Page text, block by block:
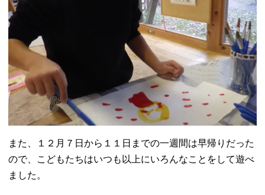
また、１２月７日から１１日までの一週間は早帰りだった
ので、こどもたちはいつも以上にいろんなことをして遊べ
ました。